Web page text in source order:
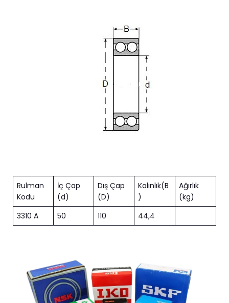
Rulman
Kodu
İç Çap
(d)
Dış Çap
(D)
Kalınlık(B
)
Ağırlık
(kg)
3310 A
50 110 44,4